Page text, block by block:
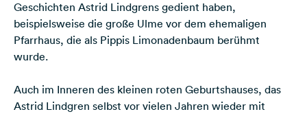
Geschichten Astrid Lindgrens gedient haben,
beispielsweise die große Ulme vor dem ehemaligen
Pfarrhaus, die als Pippis Limonadenbaum berühmt
wurde.
Auch im Inneren des kleinen roten Geburtshauses, das
Astrid Lindgren selbst vor vielen Jahren wieder mit